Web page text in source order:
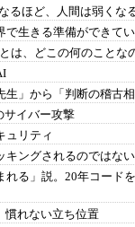
るほど、人間は弱くな
で生きる準備ができて
は、どこの何のことな
生」から「判断の稽古
サイバー攻撃
ュリティ
キングされるのではない
れる」説。20年コード
れない立ち位置